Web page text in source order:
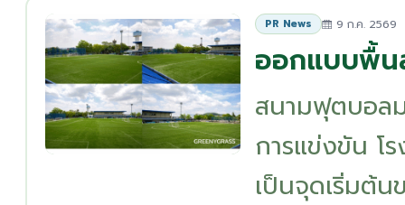
PR News 9 ก.ค. 2569
ออกแบบพื้น
สนามฟุตบอล
การแข่งขัน โ
เป็นจุดเริ่มต้